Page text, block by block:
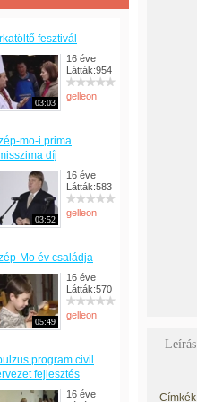
fesztivál
03:03
16 éve
Látták:954
gelleon
mo-i prima
díj
03:52
16 éve
Látták:583
gelleon
Mo év családja
05:49
16 éve
Látták:570
gelleon
program civil
fejlesztés
16 éve
Leírás